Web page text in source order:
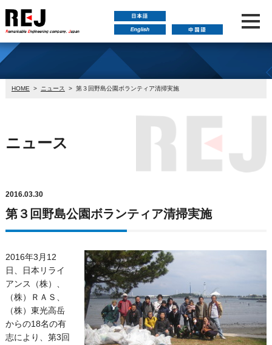
HOME > ニュース > 第３回野島公園ボランティア清掃実施
ニュース
2016.03.30
第３回野島公園ボランティア清掃実施
2016年3月12
日、日本リライ
アンス（株）、
（株）ＲＡＳ、
（株）東光高岳
からの18名の有
志により、第3回